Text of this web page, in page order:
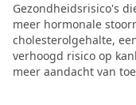
Gezondheidsrisico's
meer hormonale
cholesterolgehalte,
verhoogd risico op
meer aandacht van